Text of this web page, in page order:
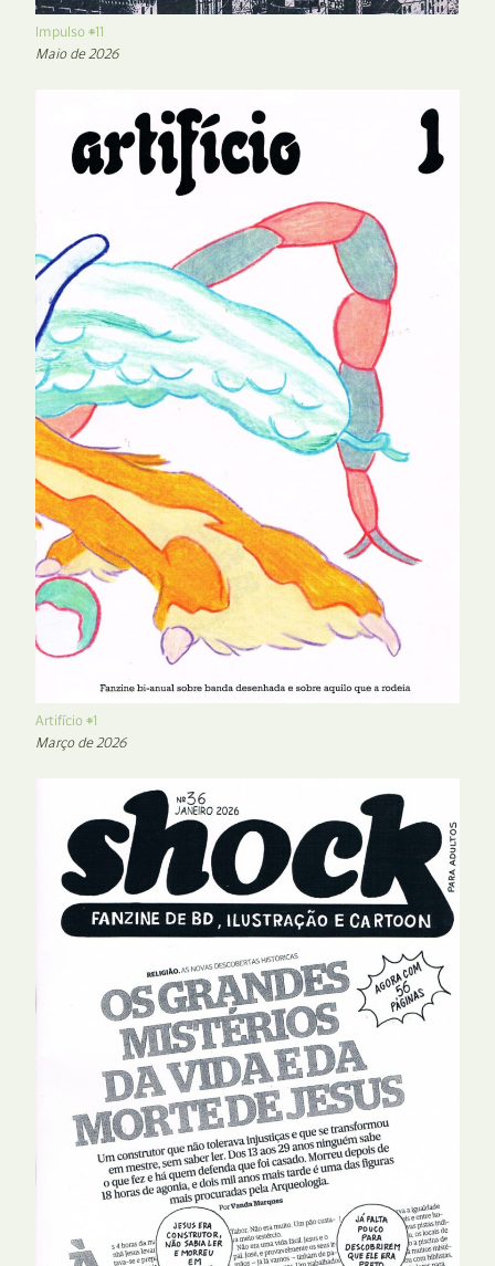
Impulso #11
Maio de 2026
Artifício #1
Março de 2026